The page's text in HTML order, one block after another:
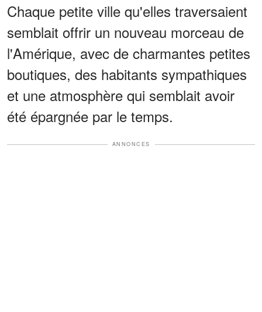
Chaque petite ville qu'elles traversaient
semblait offrir un nouveau morceau de
l'Amérique, avec de charmantes petites
boutiques, des habitants sympathiques
et une atmosphère qui semblait avoir
été épargnée par le temps.
ANNONCES